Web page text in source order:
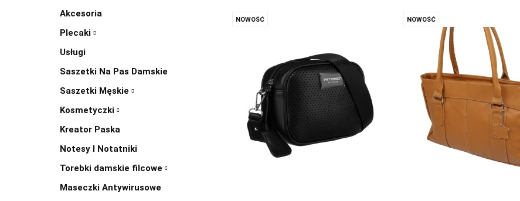
Akcesoria
Plecaki
Usługi
Saszetki Na Pas Damskie
Saszetki Męskie
Kosmetyczki
Kreator Paska
Notesy I Notatniki
Torebki damskie filcowe
Maseczki Antywirusowe
NOWOŚĆ NOWOŚĆ